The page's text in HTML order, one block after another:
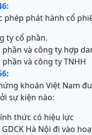
phép phát hành cổ
ty cổ phần.
phần và công ty hợp
phần và công ty TNHH
khoán Việt Nam
sự kiện nào:
thức có hiệu lực
Hà Nội đi vào